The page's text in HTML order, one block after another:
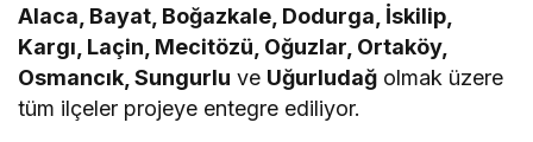
Alaca, Bayat, Boğazkale, Dodurga, İskilip,
Kargı, Laçin, Mecitözü, Oğuzlar, Ortaköy,
Osmancık, Sungurlu ve Uğurludağ olmak üzere
tüm ilçeler projeye entegre ediliyor.